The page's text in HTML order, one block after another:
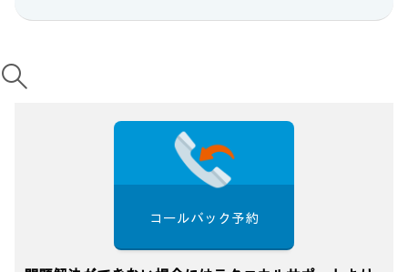
コールバック予約